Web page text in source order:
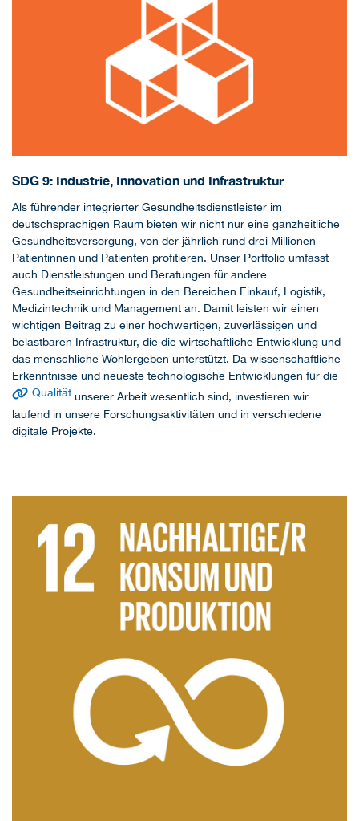
SDG 9: Industrie, Innovation und Infrastruktur
Als führender integrierter Gesundheitsdienstleister im
deutschsprachigen Raum bieten wir nicht nur eine ganzheitliche
Gesundheitsversorgung, von der jährlich rund drei Millionen
Patientinnen und Patienten profitieren. Unser Portfolio umfasst
auch Dienstleistungen und Beratungen für andere
Gesundheitseinrichtungen in den Bereichen Einkauf, Logistik,
Medizintechnik und Management an. Damit leisten wir einen
wichtigen Beitrag zu einer hochwertigen, zuverlässigen und
belastbaren Infrastruktur, die die wirtschaftliche Entwicklung und
das menschliche Wohlergeben unterstützt. Da wissenschaftliche
Erkenntnisse und neueste technologische Entwicklungen für die
Qualität unserer Arbeit wesentlich sind, investieren wir
laufend in unsere Forschungsaktivitäten und in verschiedene
digitale Projekte.